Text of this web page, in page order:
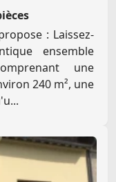
: Laissez-
ensemble
une
240 m², une